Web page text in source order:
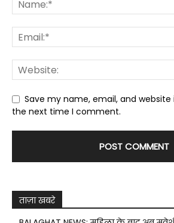
Save my name, email, and
the next time I comment.
ताज़ा खबरे